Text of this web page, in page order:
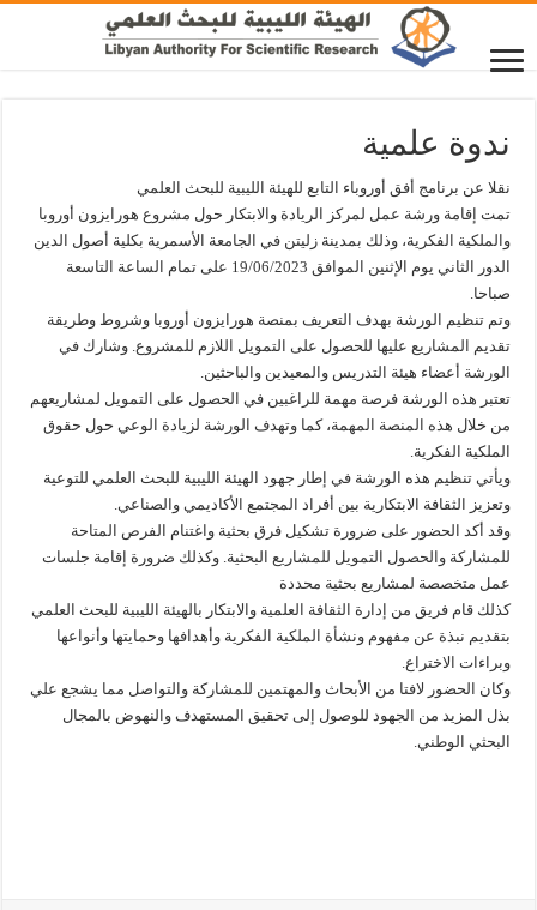
ندوة علمية
نقلا عن برنامج أفق أوروباء التابع للهيئة الليبية للبحث العلمي
تمت إقامة ورشة عمل لمركز الريادة والابتكار حول مشروع هورايزون أوروبا
والملكية الفكرية، وذلك بمدينة زليتن في الجامعة الأسمرية بكلية أصول الدين
الدور الثاني يوم الإثنين الموافق 19/06/2023 على تمام الساعة التاسعة
صباحا.
وتم تنظيم الورشة بهدف التعريف بمنصة هورايزون أوروبا وشروط وطريقة
تقديم المشاريع عليها للحصول على التمويل اللازم للمشروع. وشارك في
الورشة أعضاء هيئة التدريس والمعيدين والباحثين.
تعتبر هذه الورشة فرصة مهمة للراغبين في الحصول على التمويل لمشاريعهم
من خلال هذه المنصة المهمة، كما وتهدف الورشة لزيادة الوعي حول حقوق
الملكية الفكرية.
ويأتي تنظيم هذه الورشة في إطار جهود الهيئة الليبية للبحث العلمي للتوعية
وتعزيز الثقافة الابتكارية بين أفراد المجتمع الأكاديمي والصناعي.
وقد أكد الحضور على ضرورة تشكيل فرق بحثية واغتنام الفرص المتاحة
للمشاركة والحصول التمويل للمشاريع البحثية. وكذلك ضرورة إقامة جلسات
عمل متخصصة لمشاريع بحثية محددة
كذلك قام فريق من إدارة الثقافة العلمية والابتكار بالهيئة الليبية للبحث العلمي
بتقديم نبذة عن مفهوم ونشأة الملكية الفكرية وأهدافها وحمايتها وأنواعها
وبراءات الاختراع.
وكان الحضور لافتا من الأبحاث والمهتمين للمشاركة والتواصل مما يشجع علي
بذل المزيد من الجهود للوصول إلى تحقيق المستهدف والنهوض بالمجال
البحثي الوطني.